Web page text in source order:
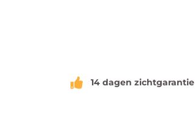
14 dagen zichtgarantie